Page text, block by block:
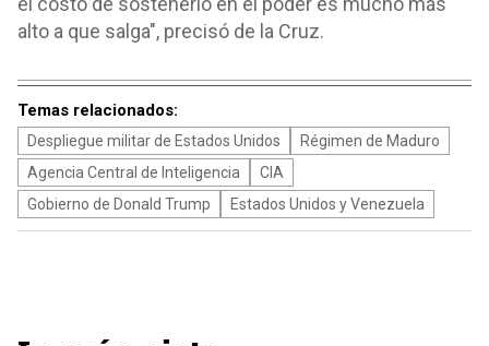
alto a que salga", precisó de la Cruz.
Temas relacionados:
Despliegue militar de Estados Unidos
Régimen de Maduro
Agencia Central de Inteligencia
CIA
Gobierno de Donald Trump
Estados Unidos y Venezuela